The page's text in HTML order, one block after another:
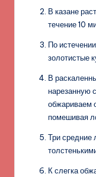
В казане
течение 10
По
золотистые
В
нарезанную
обжариваем
помешивая
Три средние
К слегка